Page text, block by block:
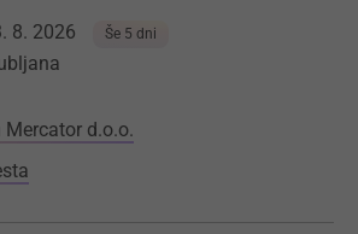
8. 2026 Še 5 dni
d.o.o.